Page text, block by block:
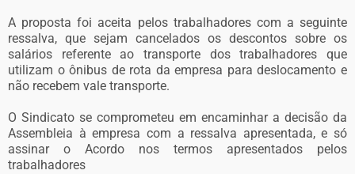
A proposta foi aceita pelos trabalhadores com a seguinte
ressalva, que sejam cancelados os descontos sobre os
salários referente ao transporte dos trabalhadores que
utilizam o ônibus de rota da empresa para deslocamento e
não recebem vale transporte.
O Sindicato se comprometeu em encaminhar a decisão da
Assembleia à empresa com a ressalva apresentada, e só
assinar o Acordo nos termos apresentados pelos
trabalhadores